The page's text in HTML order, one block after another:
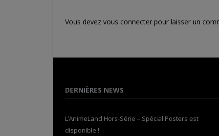
Vous devez vous connecter pour laisser un
DERNIÈRES NEWS
L’AnimeLand Hors-Série – Spécial Posters est
disponible !